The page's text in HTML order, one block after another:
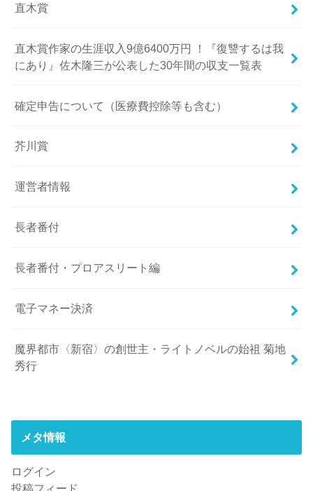
直木賞
直木賞作家の生涯収入9億6400万円 ！『復讐するは我
にあり』佐木隆三が公表した30年間の収支一覧表
確定申告について（医療費控除等も含む）
芥川賞
運営者情報
長者番付
長者番付・プロアスリート編
電子マネー決済
魔界都市〈新宿〉の創世主・ライトノベルの始祖 菊地
秀行
メタ情報
ログイン
投稿フィード